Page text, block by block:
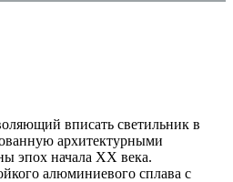
вписать светильник в
архитектурными
эпох начала XX века.
алюминиевого сплава с